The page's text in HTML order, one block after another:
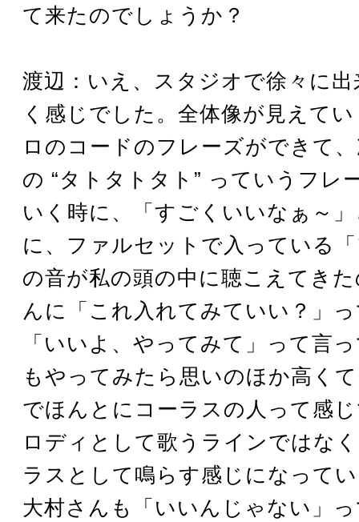
て来たのでしょうか？
渡辺：いえ、スタジオで徐々に
く感じでした。全体像が見えて
ロのコードのフレーズができて
の “タトタトタト” っていうフレ
いく時に、「すごくいいなぁ～
に、ファルセットで入っている
の音が私の頭の中に聴こえてき
んに「これ入れてみていい？」
「いいよ、やってみて」って言
もやってみたら思いのほか高く
でほんとにコーラスの人って感
ロディとして歌うラインではな
ラスとして鳴らす感じになって
大村さんも「いいんじゃない」